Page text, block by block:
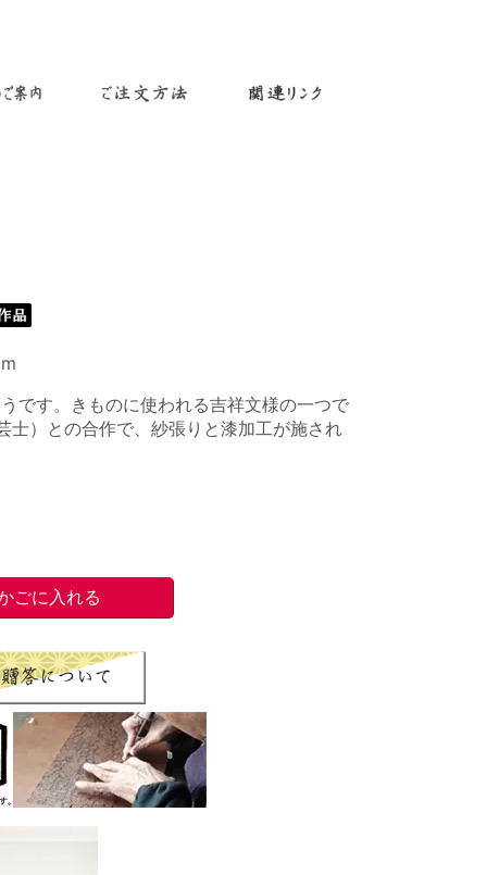
です。きものに使われる吉祥文様の一つで
士）との合作で、紗張りと漆加工が施され